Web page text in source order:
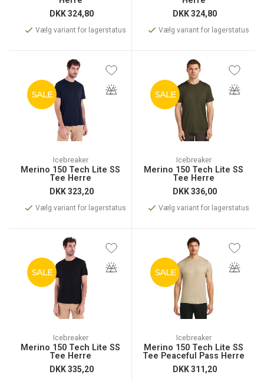
DKK324,80
Vælg variant for lagerstatus
DKK324,80
Vælg variant for lagerstatus
SALE
Icebreaker
Merino 150 Tech Lite SS
Tee Herre
DKK323,20
Vælg variant for lagerstatus
SALE
Icebreaker
Merino 150 Tech Lite SS
Tee Herre
DKK336,00
Vælg variant for lagerstatus
SALE
Icebreaker
Merino 150 Tech Lite SS
Tee Herre
DKK335,20
SALE
Icebreaker
Merino 150 Tech Lite SS
Tee Peaceful Pass Herre
DKK311,20